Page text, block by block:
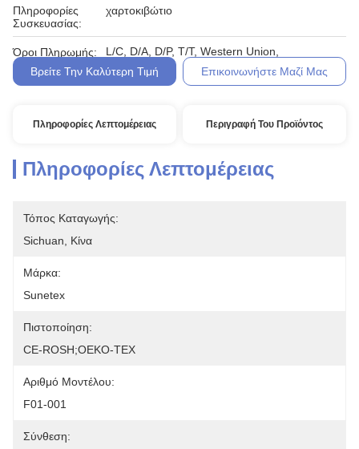
Πληροφορίες
Συσκευασίας:
χαρτοκιβώτιο
Όροι Πληρωμής:
L/C, D/A, D/P, T/T, Western Union,
Βρείτε Την Καλύτερη Τιμή
Επικοινωνήστε Μαζί Μας
Πληροφορίες Λεπτομέρειας Περιγραφή Του Προϊόντος
Πληροφορίες Λεπτομέρειας
Τόπος Καταγωγής:
Sichuan, Κίνα
Μάρκα:
Sunetex
Πιστοποίηση:
CE-ROSH;OEKO-TEX
Αριθμό Μοντέλου:
F01-001
Σύνθεση: